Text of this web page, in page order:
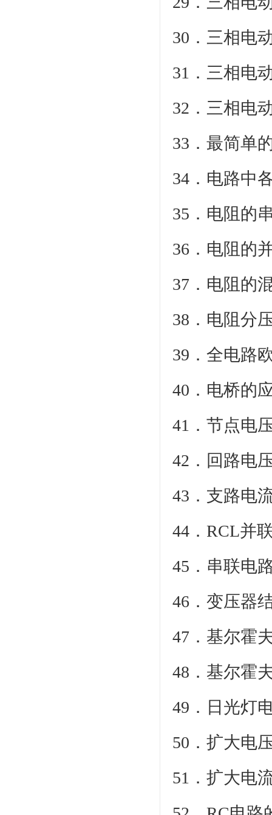
30．三相电
31．三相电
32．三相电
33．
34．电路
35
36
37
38．
39．全电
40．电
41．
42．
43
44．
45
46．变
47．
48．
49．日
50．
51．扩